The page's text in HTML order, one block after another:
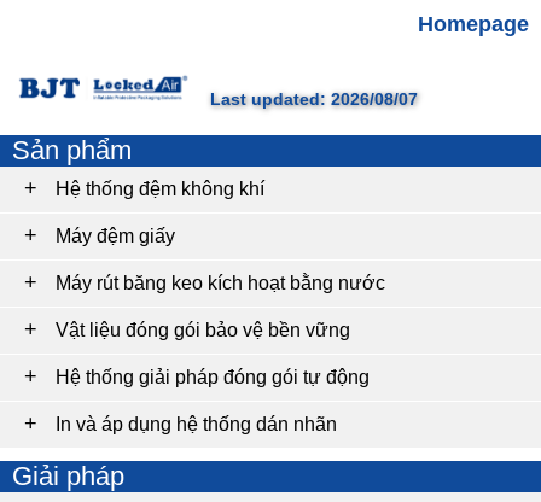
Homepage
Last updated: 2026/08/07
Sản phẩm
Hệ thống đệm không khí
Máy đệm giấy
Máy rút băng keo kích hoạt bằng nước
Vật liệu đóng gói bảo vệ bền vững
Hệ thống giải pháp đóng gói tự động
In và áp dụng hệ thống dán nhãn
Giải pháp